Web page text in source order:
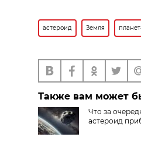
астероид Земля
Также вам может
Что за
астероид